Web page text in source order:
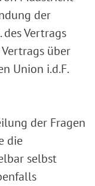
der
des Vertrags
über
Union i.d.F.
der Fragen
die
selbst